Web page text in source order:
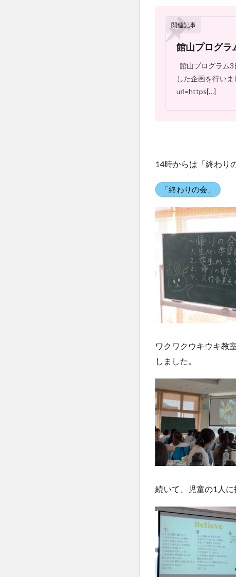
関連記事
館山プログラ
館山プログラム
した企画を行い
url=https[…]
14時からは「終わり
「終わりの会」
ワクワクウキウキ教
しました。
続いて、児童の1人に